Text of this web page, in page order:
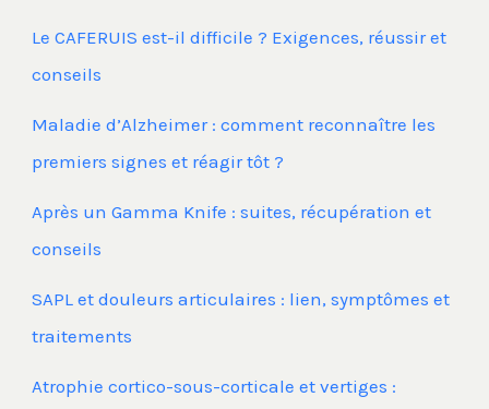
Le CAFERUIS est-il difficile ? Exigences, réussir et
conseils
Maladie d’Alzheimer : comment reconnaître les
premiers signes et réagir tôt ?
Après un Gamma Knife : suites, récupération et
conseils
SAPL et douleurs articulaires : lien, symptômes et
traitements
Atrophie cortico-sous-corticale et vertiges :